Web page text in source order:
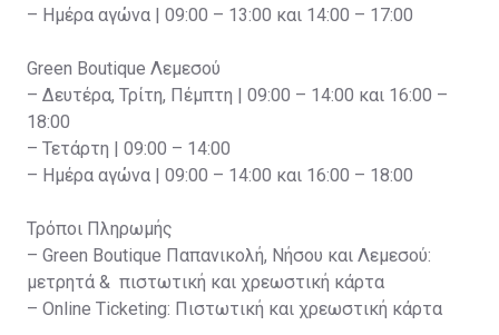
– Ημέρα αγώνα | 09:00 – 13:00 και 14:00 – 17:00
Green Boutique Λεμεσού
– Δευτέρα, Τρίτη, Πέμπτη | 09:00 – 14:00 και 16:00 –
18:00
– Τετάρτη | 09:00 – 14:00
– Ημέρα αγώνα | 09:00 – 14:00 και 16:00 – 18:00
Τρόποι Πληρωμής
– Green Boutique Παπανικολή, Νήσου και Λεμεσού:
μετρητά & πιστωτική και χρεωστική κάρτα
– Online Ticketing: Πιστωτική και χρεωστική κάρτα